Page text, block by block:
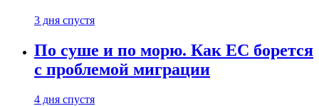
3 дня спустя
По суше и по морю. Как ЕС борется
с проблемой миграции
4 дня спустя